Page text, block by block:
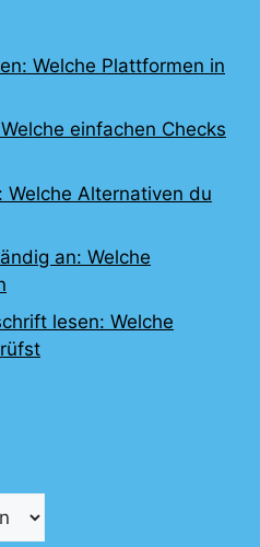
Welche Plattformen in
einfachen Checks
Alternativen du
an: Welche
lesen: Welche